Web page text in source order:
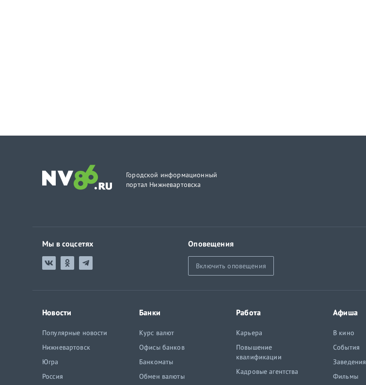
Городской информационный
портал Нижневартовска
Мы в соцсетях Оповещения
Включить оповещения
Новости
Популярные новости
Нижневартовск
Югра
Россия
Банки
Курс валют
Офисы банков
Банкоматы
Обмен валюты
Работа
Карьера
Повышение
квалификации
Кадровые агентства
Афиша
В кино
События
Заведения
Фильмы